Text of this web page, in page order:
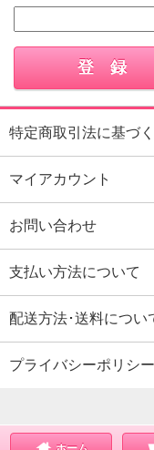
特定商取引法に基づ
マイアカウント
お問い合わせ
支払い方法について
配送方法･送料につい
プライバシーポリシー